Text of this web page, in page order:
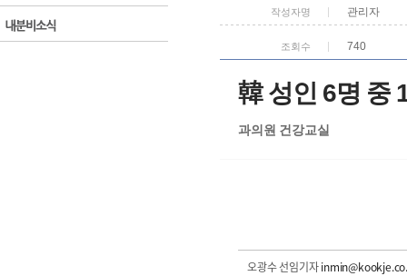
작성자명 관리자
조회수 740
韓 성인 6명 중
과의원 건강교실
오광수 선임기자